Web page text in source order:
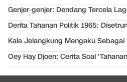
Genjer-genjer: Dendang Tercela
Derita Tahanan Politik 1965:
Kala Jelangkung Mengaku Sebagai
Oey Hay Djoen: Cerita Soal